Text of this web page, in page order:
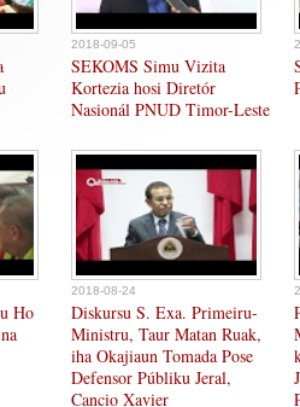
2018-09-05
SEKOMS Simu Vizita
Kortezia hosi Diretór
Nasionál PNUD Timor-Leste
Ho
2018-08-24
Diskursu S. Exa. Primeiru-
Ministru, Taur Matan Ruak,
iha Okajiaun Tomada Pose
Defensor Públiku Jeral,
Cancio Xavier